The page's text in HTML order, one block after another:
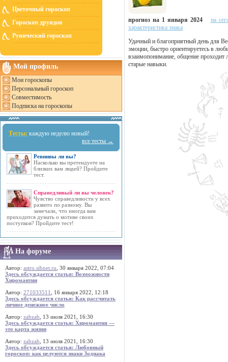
Цветочный гороскоп
Гороскоп друидов
Рунический гороскоп
Мой профиль
Мои гороскопы
Персональный гороскоп
Совместимость
Подписка на гороскопы
Тесты: каждую неделю новый!
все тесты →
Ревнивы ли вы?
Насколько вы претендуете на
близких вам людей? Пройдите
тест.
Справедливый ли вы человек?
Чувство справедливости у всех
развито по разному. Вы
замечали, что иногда вам
приходится думать о мотиве своих
поступков? Пройдите тест!
На форуме
Автор: astro.sibnet.ru , 30 января 2022, 07:04
Здесь обсуждается статья: Возможности
Хиромантии
Автор: 271033511
, 16 января 2022, 12:18
Здесь обсуждается статья: Как рассчитать
личное денежное число
Автор: zabzab , 13 июля 2021, 16:30
Здесь обсуждается статья: Хиромантия —
это карта жизни
Автор: zabzab , 13 июля 2021, 16:30
Здесь обсуждается статья: Любовный
гороскоп: как целуются знаки Зодиака
прогноз на 1 января 2024
на
характеристика знака
Удачный и благоприятный день для
эмоции, быстро ориентируетесь в
взаимопонимание, общение проходит
старые навыки.